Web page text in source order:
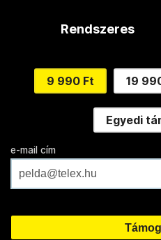
Rendszeres
9 990 Ft 19
Egyedi
e-mail cím